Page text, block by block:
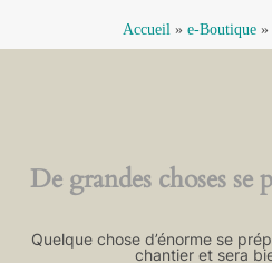
Accueil » e-Boutique »
De grandes choses se
Quelque chose d’énorme se
chantier et sera